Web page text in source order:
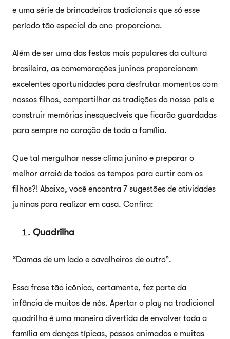
e uma série de brincadeiras tradicionais que só esse
período tão especial do ano proporciona.
Além de ser uma das festas mais populares da cultura
brasileira, as comemorações juninas proporcionam
excelentes oportunidades para desfrutar momentos com
nossos filhos, compartilhar as tradições do nosso país e
construir memórias inesquecíveis que ficarão guardadas
para sempre no coração de toda a família.
Que tal mergulhar nesse clima junino e preparar o
melhor arraiá de todos os tempos para curtir com os
filhos?! Abaixo, você encontra 7 sugestões de atividades
juninas para realizar em casa. Confira:
Quadrilha
“Damas de um lado e cavalheiros de outro”.
Essa frase tão icônica, certamente, fez parte da
infância de muitos de nós. Apertar o play na tradicional
quadrilha é uma maneira divertida de envolver toda a
família em danças típicas, passos animados e muitas